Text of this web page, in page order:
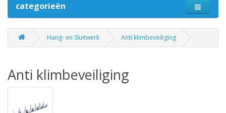
categorieën
Hang- en Sluitwerk Anti klimbeveiliging
Anti klimbeveiliging